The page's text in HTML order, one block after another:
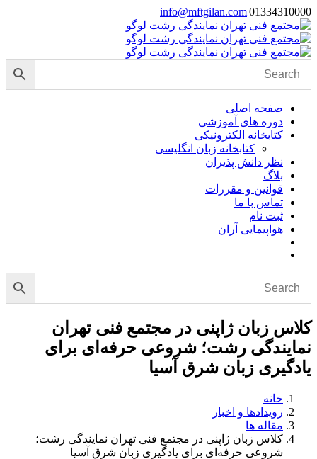
Skip
to
content
01334310000
|
info@mftgilan.com
Instagram
LinkedIn
صفحه اصلی
دوره های آموزشی
کتابخانه الکترونیکی
کتابخانه زبان انگلیسی
نظر دانش پذیران
بلاگ
قوانین و مقررات
تماس با ما
ثبت نام
هواپیمایی آران
کلاس زبان ژاپنی در مجتمع فنی تهران
نمایندگی رشت؛ شروعی حرفه‌ای برای
یادگیری زبان شرق آسیا
خانه
رویدادها و اخبار
مقاله ها
کلاس زبان ژاپنی در مجتمع فنی تهران نمایندگی رشت؛
شروعی حرفه‌ای برای یادگیری زبان شرق آسیا